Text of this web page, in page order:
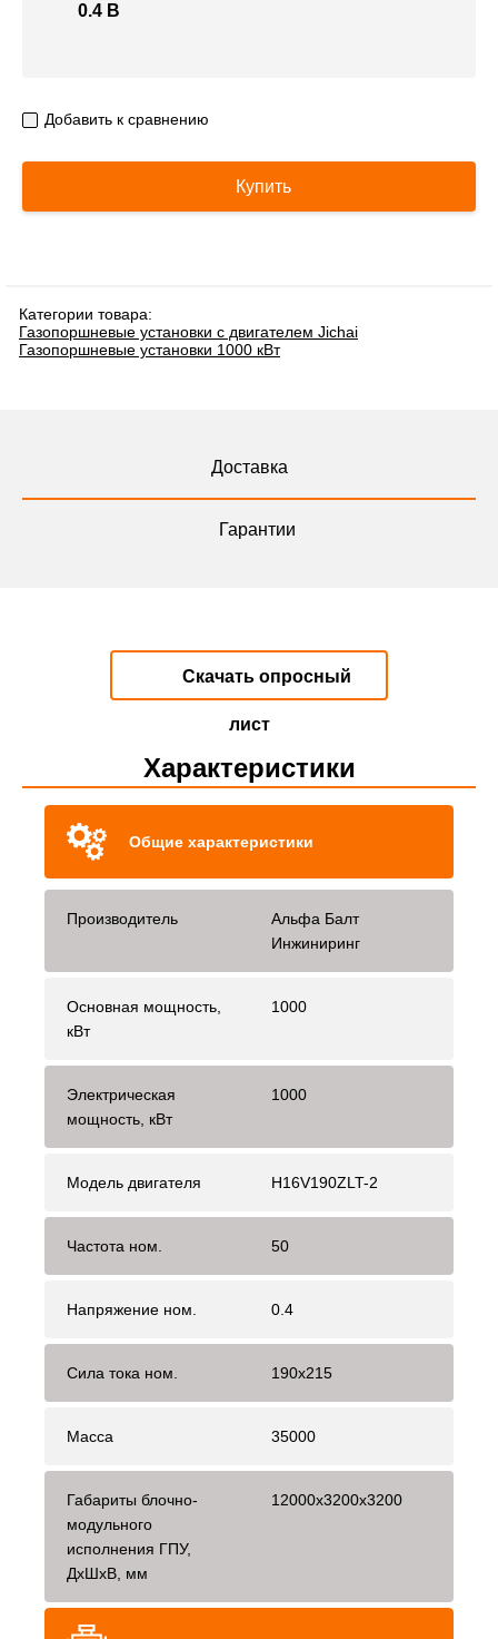
0.4 В
Добавить к сравнению
Купить
Категории товара:
Газопоршневые установки с двигателем Jichai
Газопоршневые установки 1000 кВт
Доставка
Гарантии
Скачать опросный
лист
Характеристики
Общие характеристики
Производитель
Альфа Балт
Инжиниринг
Основная мощность,
кВт
1000
Электрическая
мощность, кВт
1000
Модель двигателя H16V190ZLT-2
Частота ном. 50
Напряжение ном. 0.4
Сила тока ном. 190х215
Масса 35000
Габариты блочно-
модульного
исполнения ГПУ,
ДхШхВ, мм
12000x3200x3200